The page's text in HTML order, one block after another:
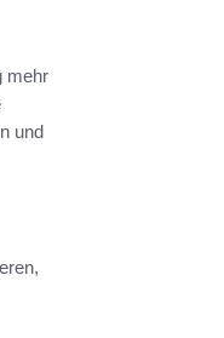
mehr
und